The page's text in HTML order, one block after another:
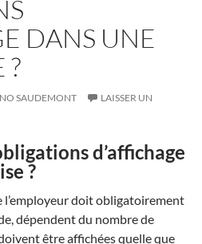
DANS UNE
?
SAUDEMONT
LAISSER UN
d’affichage
?
doit obligatoirement
dépendent du nombre de
être affichées quelle que